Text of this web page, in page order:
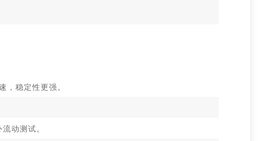
稳定性更强。
动测试。